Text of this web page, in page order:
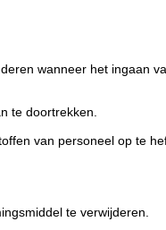
wanneer het ingaan
te doortrekken.
van personeel op te
te verwijderen.